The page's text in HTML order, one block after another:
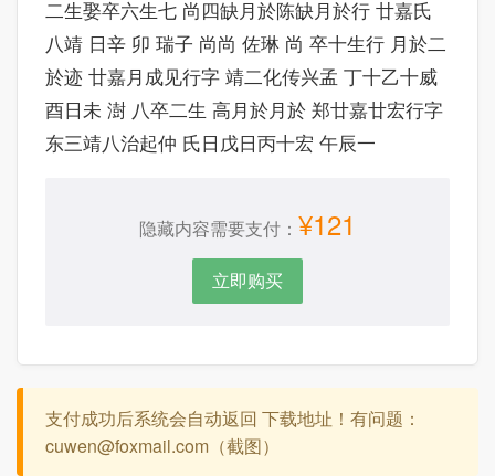
二生娶卒六生七 尚四缺月於陈缺月於行 廿嘉氏
八靖 日辛 卯 瑞子 尚尚 佐琳 尚 卒十生行 月於二
於迹 廿嘉月成见行字 靖二化传兴孟 丁十乙十威
酉日未 澍 八卒二生 高月於月於 郑廿嘉廿宏行字
东三靖八治起仲 氏日戊日丙十宏 午辰一
隐藏内容需要支付： ¥121
立即购买
支付成功后系统会自动返回 下载地址！有问题：
cuwen@foxmail.com（截图）